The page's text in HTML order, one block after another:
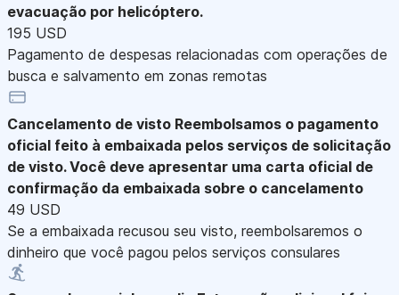
evacuação por helicóptero.
195 USD
Pagamento de despesas relacionadas com operações de
busca e salvamento em zonas remotas
Cancelamento de visto Reembolsamos o pagamento
oficial feito à embaixada pelos serviços de solicitação
de visto. Você deve apresentar uma carta oficial de
confirmação da embaixada sobre o cancelamento
49 USD
Se a embaixada recusou seu visto, reembolsaremos o
dinheiro que você pagou pelos serviços consulares